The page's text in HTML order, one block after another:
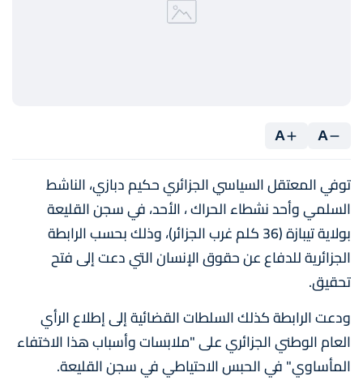
A
A
توفي المعتقل السياسي الجزائري حكيم دبازي، الناشط
السلمي وأحد نشطاء الحراك ، الأحد، في سجن القليعة
بولاية تيبازة (36 كلم غرب الجزائر)، وذلك بحسب الرابطة
الجزائرية للدفاع عن حقوق الإنسان التي دعت إلى فتح
تحقيق.
ودعت الرابطة كذلك السلطات القضائية إلى إطلاع الرأي
العام الوطني الجزائري على "ملابسات وأسباب هذا الاختفاء
المأساوي" في الحبس الاحتياطي في سجن القليعة.